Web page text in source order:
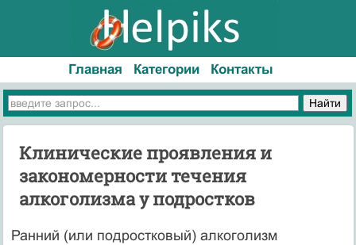
Главная Категории Контакты
Клинические проявления и
закономерности течения
алкоголизма у подростков
Ранний (или подростковый) алкоголизм